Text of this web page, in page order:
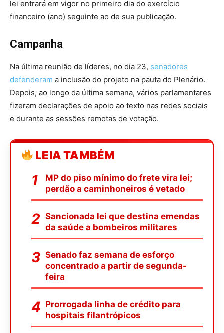
lei entrará em vigor no primeiro dia do exercício
financeiro (ano) seguinte ao de sua publicação.
Campanha
Na última reunião de líderes, no dia 23, senadores
defenderam a inclusão do projeto na pauta do Plenário.
Depois, ao longo da última semana, vários parlamentares
fizeram declarações de apoio ao texto nas redes sociais
e durante as sessões remotas de votação.
LEIA TAMBÉM
MP do piso mínimo do frete vira lei;
perdão a caminhoneiros é vetado
Sancionada lei que destina emendas
da saúde a bombeiros militares
Senado faz semana de esforço
concentrado a partir de segunda-
feira
Prorrogada linha de crédito para
hospitais filantrópicos